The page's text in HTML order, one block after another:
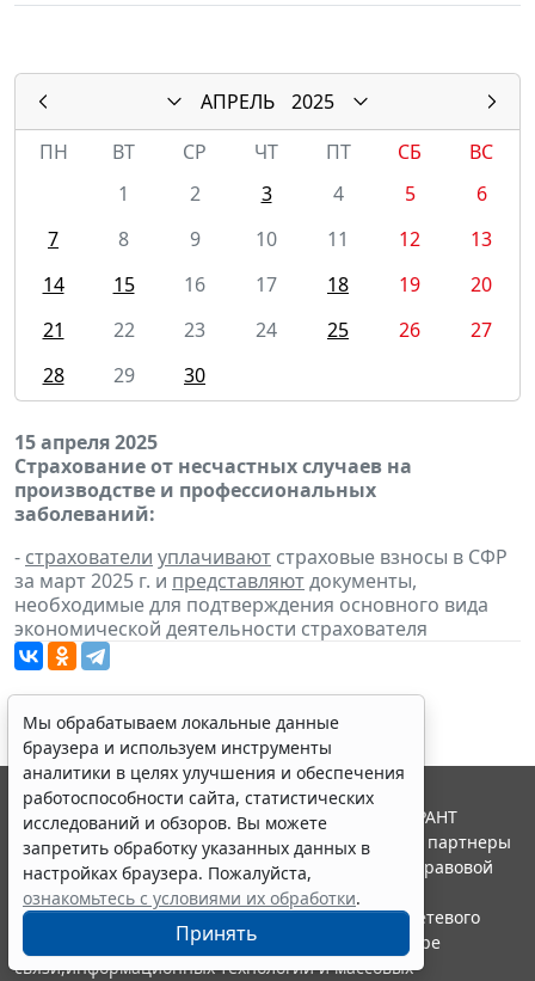
АПРЕЛЬ
2025
ПН
ВТ СР ЧТ ПТ СБ
ВС
1
2 3 4 5
6
7
8 9 10 11 12
13
14
15 16 17 18 19
20
21
22 23 24 25 26
27
28
29 30
15 апреля 2025
Страхование от несчастных случаев на
производстве и профессиональных
заболеваний:
- страхователи уплачивают страховые взносы в СФР
за март 2025 г. и представляютдокументы,
необходимые для подтверждения основного вида
экономической деятельности страхователя
Мы обрабатываем локальные данные
браузера и используем инструменты
аналитики в целях улучшения и обеспечения
работоспособности сайта, статистических
исследований и обзоров. Вы можете
запретить обработку указанных данных в
настройках браузера. Пожалуйста,
ознакомьтесь с условиями их обработки.
Принять
© ООО "НПП "ГАРАНТ-СЕРВИС", 2026. Система ГАРАНТ
выпускается с 1990 года. Компания "Гарант" и ее партнеры
являются участниками Российской ассоциации правовой
информации ГАРАНТ.
Портал ГАРАНТ.РУ зарегистрирован в качестве сетевого
издания Федеральной службой по надзору в сфере
связи,информационных технологий и массовых